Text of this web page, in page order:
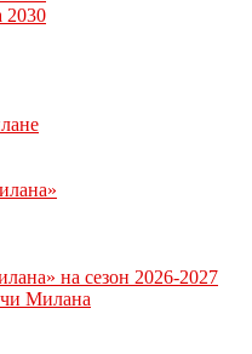
2030
на сезон 2026-2027
Милана